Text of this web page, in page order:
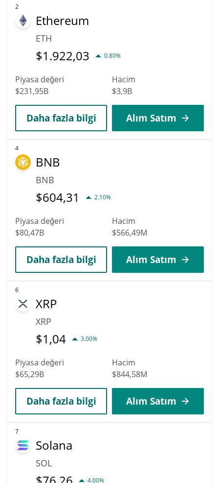
2
Ethereum
ETH
$1.922,03 0.80%
Piyasa değeri
$231,95B
Hacim
$3,9B
Daha fazla bilgi Alım Satım
4
BNB
BNB
$604,31 2.10%
Piyasa değeri
$80,47B
Hacim
$566,49M
Daha fazla bilgi Alım Satım
6
XRP
XRP
$1,04 3.00%
Piyasa değeri
$65,29B
Hacim
$844,58M
Daha fazla bilgi Alım Satım
7
Solana
SOL
4.00%